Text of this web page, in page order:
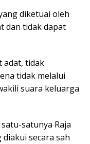
diketuai oleh
dan tidak dapat
adat, tidak
tidak melalui
suara keluarga
satunya Raja
secara sah